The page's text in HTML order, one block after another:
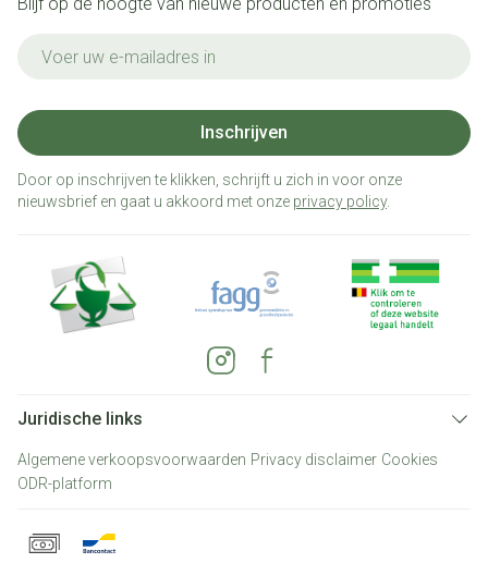
Inschrijven
Door op inschrijven te klikken, schrijft u zich in voor onze
nieuwsbrief en gaat u akkoord met onze privacy policy.
Juridische links
Algemene verkoopsvoorwaarden Privacy disclaimer Cookies
ODR-platform